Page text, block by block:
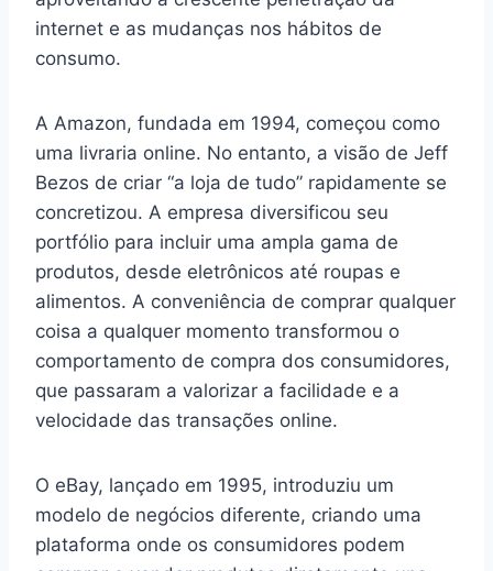
internet e as mudanças nos hábitos de
consumo.
A Amazon, fundada em 1994, começou como
uma livraria online. No entanto, a visão de Jeff
Bezos de criar “a loja de tudo” rapidamente se
concretizou. A empresa diversificou seu
portfólio para incluir uma ampla gama de
produtos, desde eletrônicos até roupas e
alimentos. A conveniência de comprar qualquer
coisa a qualquer momento transformou o
comportamento de compra dos consumidores,
que passaram a valorizar a facilidade e a
velocidade das transações online.
O eBay, lançado em 1995, introduziu um
modelo de negócios diferente, criando uma
plataforma onde os consumidores podem